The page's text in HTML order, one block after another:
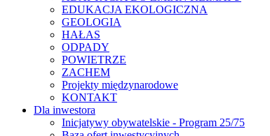
EDUKACJA EKOLOGICZNA
GEOLOGIA
HAŁAS
ODPADY
POWIETRZE
ZACHEM
Projekty międzynarodowe
KONTAKT
Dla inwestora
Inicjatywy obywatelskie - Program 25/75